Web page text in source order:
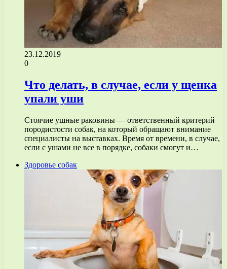
23.12.2019
0
Что делать, в случае, если у щенка
упали уши
Стоячие ушные раковины — ответственный критерий
породистости собак, на который обращают внимание
специалисты на выставках. Время от времени, в случае,
если с ушами не все в порядке, собаки смогут и…
Здоровье собак